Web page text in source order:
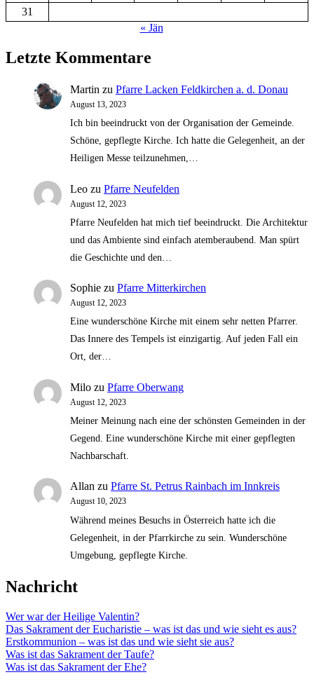
31
« Jän
Letzte Kommentare
Martin zu Pfarre Lacken Feldkirchen a. d. Donau
August 13, 2023
Ich bin beeindruckt von der Organisation der Gemeinde.
Schöne, gepflegte Kirche. Ich hatte die Gelegenheit, an der
Heiligen Messe teilzunehmen,…
Leo zu Pfarre Neufelden
August 12, 2023
Pfarre Neufelden hat mich tief beeindruckt. Die Architektur
und das Ambiente sind einfach atemberaubend. Man spürt
die Geschichte und den…
Sophie zu Pfarre Mitterkirchen
August 12, 2023
Eine wunderschöne Kirche mit einem sehr netten Pfarrer.
Das Innere des Tempels ist einzigartig. Auf jeden Fall ein
Ort, der…
Milo zu Pfarre Oberwang
August 12, 2023
Meiner Meinung nach eine der schönsten Gemeinden in der
Gegend. Eine wunderschöne Kirche mit einer gepflegten
Nachbarschaft.
Allan zu Pfarre St. Petrus Rainbach im Innkreis
August 10, 2023
Während meines Besuchs in Österreich hatte ich die
Gelegenheit, in der Pfarrkirche zu sein. Wunderschöne
Umgebung, gepflegte Kirche.
Nachricht
Wer war der Heilige Valentin?
Das Sakrament der Eucharistie – was ist das und wie sieht es aus?
Erstkommunion – was ist das und wie sieht sie aus?
Was ist das Sakrament der Taufe?
Was ist das Sakrament der Ehe?